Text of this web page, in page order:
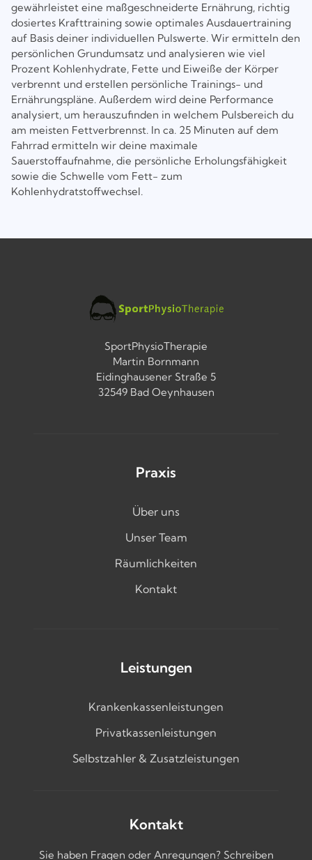
gewährleistet eine maßgeschneiderte Ernährung, richtig
dosiertes Krafttraining sowie optimales Ausdauertraining
auf Basis deiner individuellen Pulswerte. Wir ermitteln den
persönlichen Grundumsatz und analysieren wie viel
Prozent Kohlenhydrate, Fette und Eiweiße der Körper
verbrennt und erstellen persönliche Trainings- und
Ernährungspläne. Außerdem wird deine Performance
analysiert, um herauszufinden in welchem Pulsbereich du
am meisten Fettverbrennst. In ca. 25 Minuten auf dem
Fahrrad ermitteln wir deine maximale
Sauerstoffaufnahme, die persönliche Erholungsfähigkeit
sowie die Schwelle vom Fett- zum
Kohlenhydratstoffwechsel.
SportPhysioTherapie
Martin Bornmann
Eidinghausener Straße 5
32549 Bad Oeynhausen
Praxis
Über uns
Unser Team
Räumlichkeiten
Kontakt
Leistungen
Krankenkassenleistungen
Privatkassenleistungen
Selbstzahler & Zusatzleistungen
Kontakt
Sie haben Fragen oder Anregungen? Schreiben